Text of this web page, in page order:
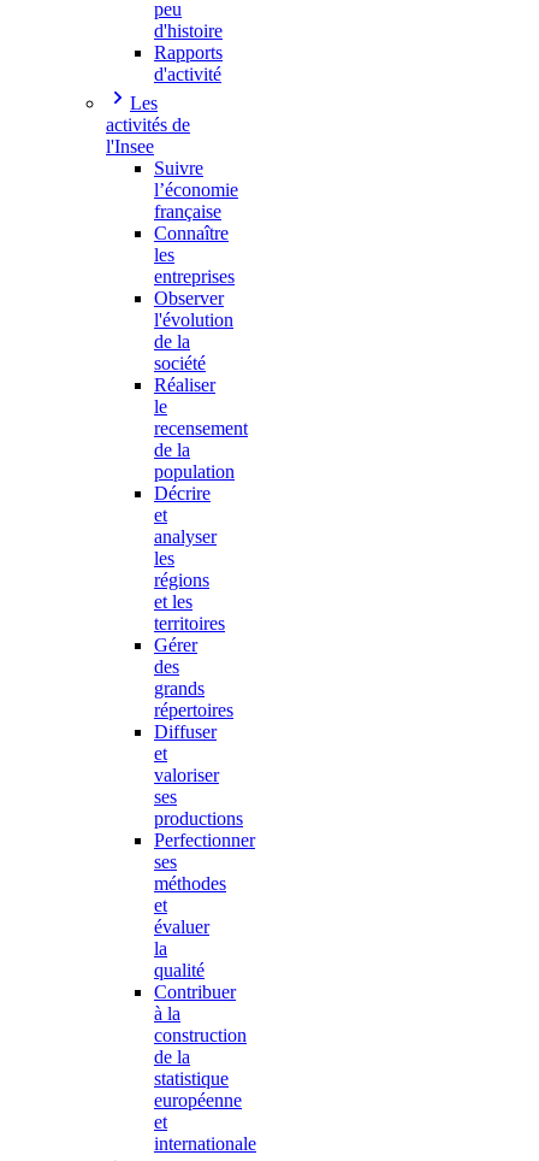
peu
d'histoire
Rapports
d'activité
Les
activités de
l'Insee
Suivre
l’économie
française
Connaître
les
entreprises
Observer
l'évolution
de la
société
Réaliser
le
recensement
de la
population
Décrire
et
analyser
les
régions
et les
territoires
Gérer
des
grands
répertoires
Diffuser
et
valoriser
ses
productions
Perfectionner
ses
méthodes
et
évaluer
la
qualité
Contribuer
à la
construction
de la
statistique
européenne
et
internationale